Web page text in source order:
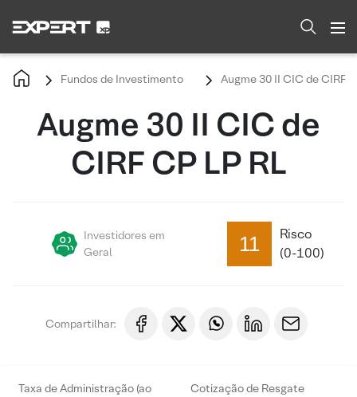
Fundos de Investimento Augme 30 II CIC de CIRF
Augme 30 II CIC de
CIRF CP LP RL
Investidores em
Geral
11
Risco
(0-100)
Compartilhar:
Taxa de Administração (ao
Cotização de Resgate